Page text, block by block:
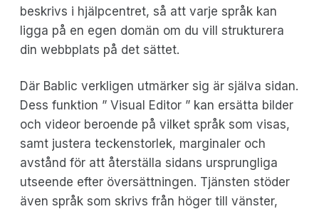
beskrivs i hjälpcentret, så att varje språk kan
ligga på en egen domän om du vill strukturera
din webbplats på det sättet.
Där Bablic verkligen utmärker sig är själva sidan.
Dess funktion ” Visual Editor ” kan ersätta bilder
och videor beroende på vilket språk som visas,
samt justera teckenstorlek, marginaler och
avstånd för att återställa sidans ursprungliga
utseende efter översättningen. Tjänsten stöder
även språk som skrivs från höger till vänster,